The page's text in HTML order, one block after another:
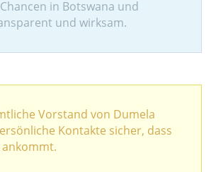
in Botswana und
und wirksam.
Vorstand von Dumela
Kontakte sicher, dass